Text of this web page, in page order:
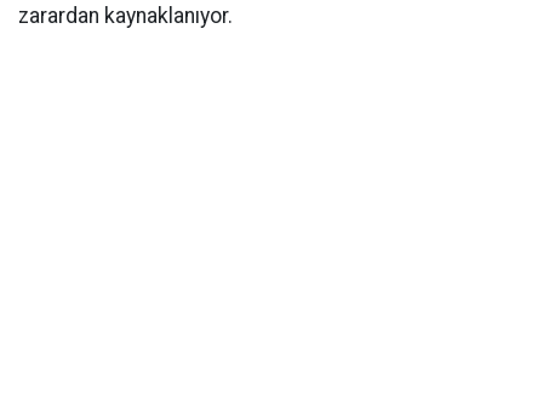
zarardan kaynaklanıyor.